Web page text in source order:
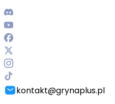
kontakt@grynaplus.pl